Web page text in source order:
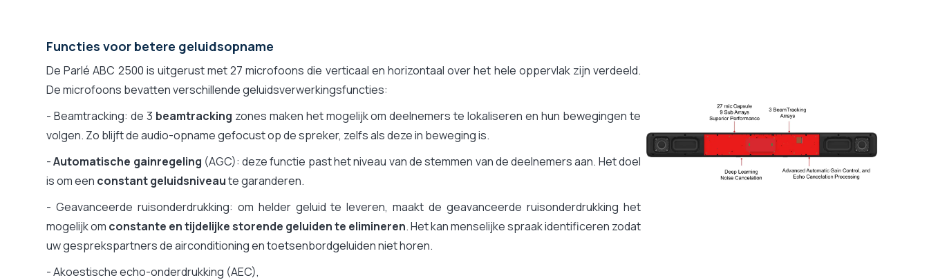
Functies voor betere geluidsopname
De Parlé ABC 2500 is uitgerust met 27 microfoons die verticaal en horizontaal over het hele oppervlak zijn verdeeld.
De microfoons bevatten verschillende geluidsverwerkingsfuncties:
- Beamtracking: de 3 beamtracking zones maken het mogelijk om deelnemers te lokaliseren en hun bewegingen te
volgen. Zo blijft de audio-opname gefocust op de spreker, zelfs als deze in beweging is.
-Automatische gainregeling (AGC): deze functie past het niveau van de stemmen van de deelnemers aan. Het doel
is om een constant geluidsniveaute garanderen.
- Geavanceerde ruisonderdrukking: om helder geluid te leveren, maakt de geavanceerde ruisonderdrukking het
mogelijk om constante en tijdelijke storende geluiden te elimineren. Het kan menselijke spraak identificeren zodat
uw gesprekspartners de airconditioning en toetsenbordgeluiden niet horen.
- Akoestische echo-onderdrukking (AEC),